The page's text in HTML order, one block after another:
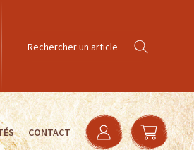
CONTACT